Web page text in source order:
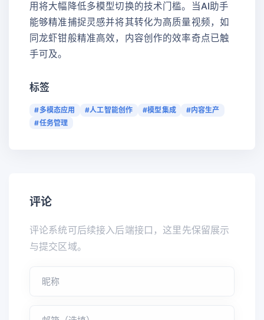
用将大幅降低多模型切换的技术门槛。当AI助手
能够精准捕捉灵感并将其转化为高质量视频，如
同龙虾钳般精准高效，内容创作的效率奇点已触
手可及。
标签
#多模态应用 #人工智能创作 #模型集成
#内容生产
#任务管理
评论
评论系统可后续接入后端接口，这里先保留展示
与提交区域。